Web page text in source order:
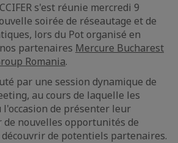
s'est réunie mercredi 9
soirée de réseautage et de
lors du Pot organisé en
partenaires Mercure Bucharest
Romania.
par une session dynamique de
au cours de laquelle les
de présenter leur
de nouvelles opportunités de
de potentiels partenaires.